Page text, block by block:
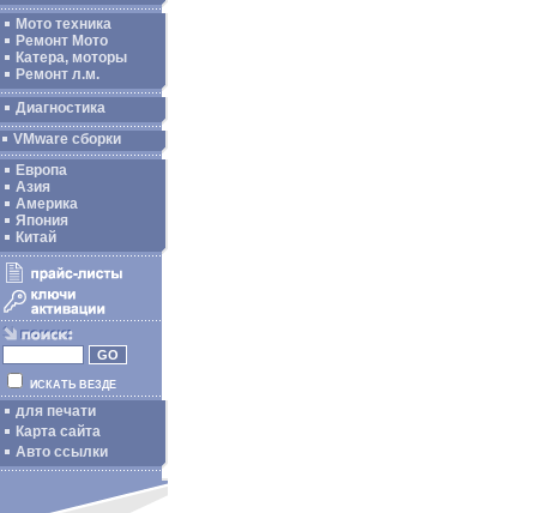
Мото техника
Ремонт Мото
Катера, моторы
Ремонт л.м.
Диагностика
VMware сборки
Европа
Азия
Америка
Япония
Китай
ИСКАТЬ ВЕЗДЕ
для печати
Карта сайта
Авто ссылки